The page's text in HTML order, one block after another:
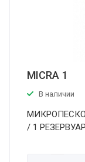
MICRA 1
В наличии
/ 1 РЕЗЕРВУАР